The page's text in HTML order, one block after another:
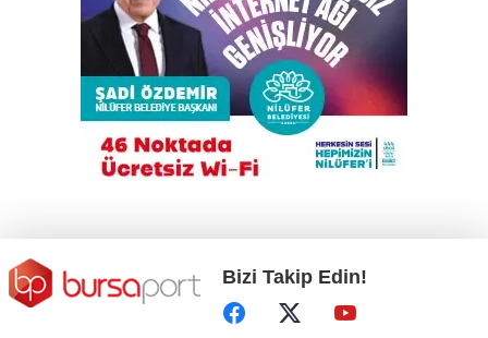
Büyükşehir’den İnegöl’e ulaşım hamlesi
Bursa'da tarlalık alanı ateşe veren şüpheli
yakalandı
Karacabey Belediyespor’dan 5 imza birden
Bizi Takip Edin!